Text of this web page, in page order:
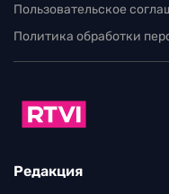
Пользовательское
Политика обработки
Редакция